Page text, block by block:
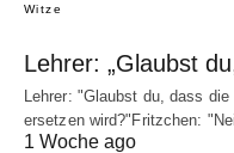
Witze
Lehrer: „Glaubst
Lehrer: "Glaubst du, dass
ersetzen wird?"Fritzchen:
1 Woche ago